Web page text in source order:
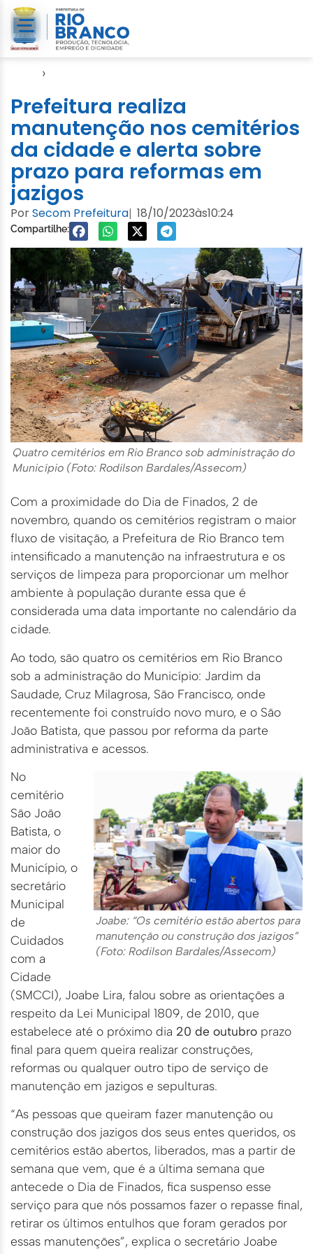
›
Prefeitura realiza
manutenção nos cemitérios
da cidade e alerta sobre
prazo para reformas em
jazigos
PorSecom Prefeitura| 18/10/2023às10:24
Compartilhe:
Quatro cemitérios em Rio Branco sob administração do
Município (Foto: Rodilson Bardales/Assecom)
Com a proximidade do Dia de Finados, 2 de
novembro, quando os cemitérios registram o maior
fluxo de visitação, a Prefeitura de Rio Branco tem
intensificado a manutenção na infraestrutura e os
serviços de limpeza para proporcionar um melhor
ambiente à população durante essa que é
considerada uma data importante no calendário da
cidade.
Ao todo, são quatro os cemitérios em Rio Branco
sob a administração do Município: Jardim da
Saudade, Cruz Milagrosa, São Francisco, onde
recentemente foi construído novo muro, e o São
João Batista, que passou por reforma da parte
administrativa e acessos.
Joabe: “Os cemitério estão abertos para
manutenção ou construção dos jazigos”
(Foto: Rodilson Bardales/Assecom)
No
cemitério
São João
Batista, o
maior do
Município, o
secretário
Municipal
de
Cuidados
com a
Cidade
(SMCCI), Joabe Lira, falou sobre as orientações a
respeito da Lei Municipal 1809, de 2010, que
estabelece até o próximo dia 20 de outubro prazo
final para quem queira realizar construções,
reformas ou qualquer outro tipo de serviço de
manutenção em jazigos e sepulturas.
“As pessoas que queiram fazer manutenção ou
construção dos jazigos dos seus entes queridos, os
cemitérios estão abertos, liberados, mas a partir de
semana que vem, que é a última semana que
antecede o Dia de Finados, fica suspenso esse
serviço para que nós possamos fazer o repasse final,
retirar os últimos entulhos que foram gerados por
essas manutenções”, explica o secretário Joabe